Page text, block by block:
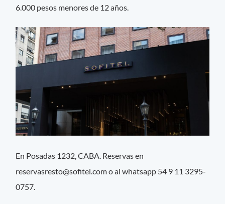
6.000 pesos menores de 12 años.
En Posadas 1232, CABA. Reservas en
reservasresto@sofitel.como al whatsapp 54 9 11 3295-
0757.